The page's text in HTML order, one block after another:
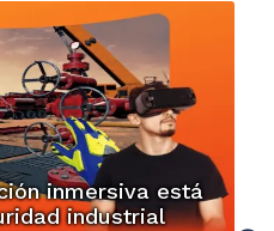
inmersiva está
industrial